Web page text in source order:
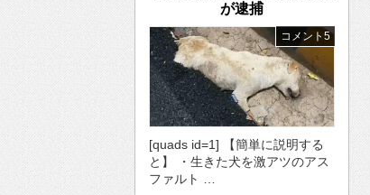
が逮捕
コメント5
[quads id=1] 【簡単に説明する
と】 ・生きた犬を激アツのアス
ファルト …